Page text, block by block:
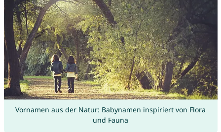
Vornamen aus der Natur: Babynamen inspiriert von Flora
und Fauna